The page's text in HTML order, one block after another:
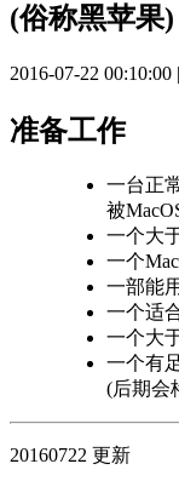
(俗称黑苹果)
2016-07-22 00:10:00 |
准备工作
一台正
被
一个大
一个
一部能
一个适
一个大
一个有
(后期会
20160722 更新